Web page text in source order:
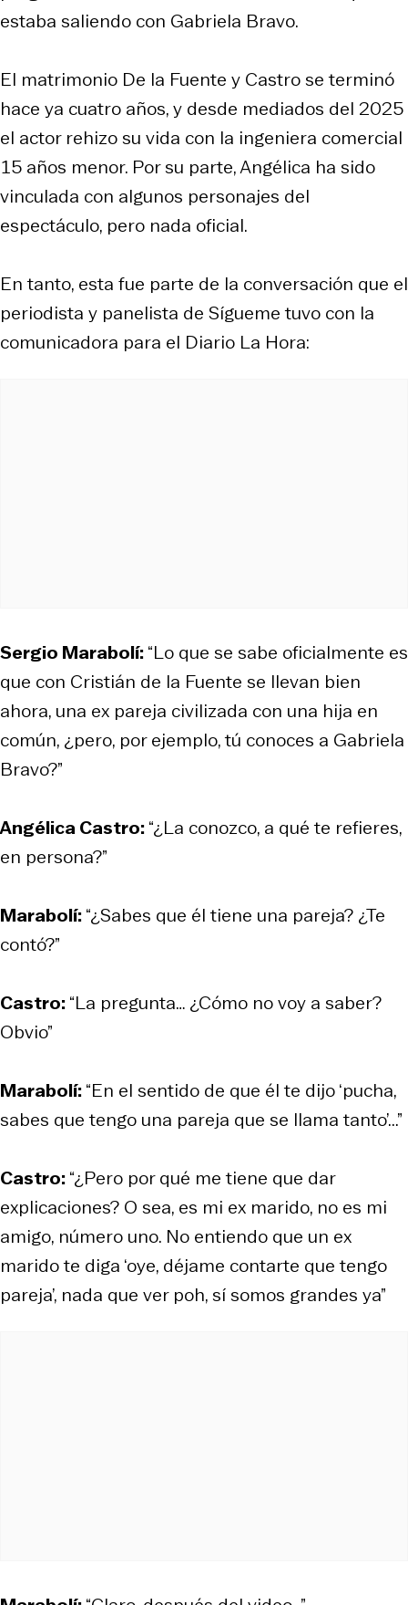
estaba saliendo con Gabriela Bravo.
El matrimonio De la Fuente y Castro se terminó
hace ya cuatro años, y desde mediados del 2025
el actor rehizo su vida con la ingeniera comercial
15 años menor. Por su parte, Angélica ha sido
vinculada con algunos personajes del
espectáculo, pero nada oficial.
En tanto, esta fue parte de la conversación que el
periodista y panelista de Sígueme tuvo con la
comunicadora para el Diario La Hora:
Sergio Marabolí:“Lo que se sabe oficialmente es
que con Cristián de la Fuente se llevan bien
ahora, una ex pareja civilizada con una hija en
común, ¿pero, por ejemplo, tú conoces a Gabriela
Bravo?”
Angélica Castro:“¿La conozco, a qué te refieres,
en persona?”
Marabolí:“¿Sabes que él tiene una pareja? ¿Te
contó?”
Castro:“La pregunta… ¿Cómo no voy a saber?
Obvio”
Marabolí:“En el sentido de que él te dijo ‘pucha,
sabes que tengo una pareja que se llama tanto’...”
Castro:“¿Pero por qué me tiene que dar
explicaciones? O sea, es mi ex marido, no es mi
amigo, número uno. No entiendo que un ex
marido te diga ‘oye, déjame contarte que tengo
pareja’, nada que ver poh, sí somos grandes ya”